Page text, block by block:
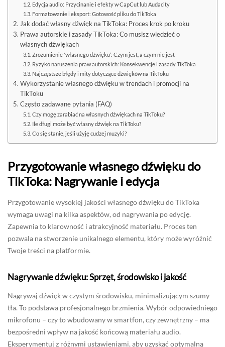
Edycja audio: Przycinanie i efekty w CapCut lub Audacity
Formatowanie i eksport: Gotowość pliku do TikToka
Jak dodać własny dźwięk na TikToka: Proces krok po kroku
Prawa autorskie i zasady TikToka: Co musisz wiedzieć o
własnych dźwiękach
Zrozumienie 'własnego dźwięku’: Czym jest, a czym nie jest
Ryzyko naruszenia praw autorskich: Konsekwencje i zasady TikToka
Najczęstsze błędy i mity dotyczące dźwięków na TikToku
Wykorzystanie własnego dźwięku w trendach i promocji na
TikToku
Często zadawane pytania (FAQ)
Czy mogę zarabiać na własnych dźwiękach na TikToku?
Ile długi może być własny dźwięk na TikToku?
Co się stanie, jeśli użyję cudzej muzyki?
Przygotowanie własnego dźwięku do
TikToka: Nagrywanie i edycja
Przygotowanie wysokiej jakości własnego dźwięku do TikToka
wymaga uwagi na kilka aspektów, od nagrywania po edycję.
Zapewnia to klarowność i atrakcyjność materiału. Proces ten
pozwala na stworzenie unikalnego elementu, który może wyróżnić
Twoje treści na platformie.
Nagrywanie dźwięku: Sprzęt, środowisko i jakość
Nagrywaj dźwięk w czystym środowisku, minimalizującym szumy
tła. To podstawa profesjonalnego brzmienia. Wybór odpowiedniego
mikrofonu – czy to wbudowany w smartfon, czy zewnętrzny – ma
bezpośredni wpływ na jakość końcową materiału audio.
Eksperymentuj z różnymi ustawieniami, aby uzyskać optymalną